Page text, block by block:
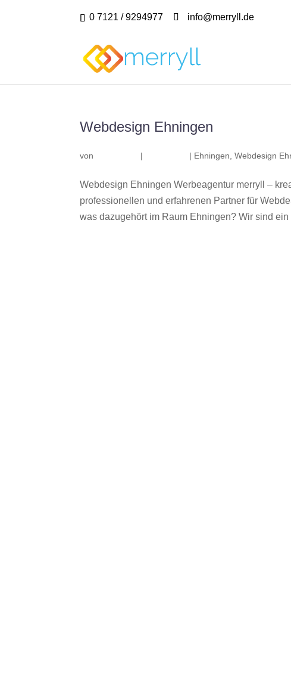
0 7121 / 9294977 info@merryll.de
Webdesign Ehningen
von | | Ehningen ,Webdesign
Webdesign Ehningen Werbeagentur merryll –
professionellen und erfahrenen Partner für
was dazugehört im Raum Ehningen? Wir sind ein